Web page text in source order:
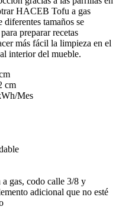
HACEB Tofu a gas
tamaños se
preparar recetas
más fácil la limpieza en el
interior del mueble.
cm
Mes
gas, codo calle 3/8 y
adicional que no esté